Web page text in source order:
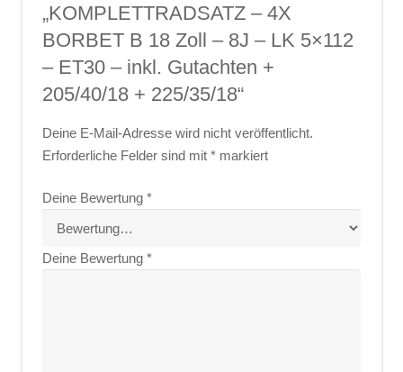
„KOMPLETTRADSATZ – 4X
BORBET B 18 Zoll – 8J – LK 5×112
– ET30 – inkl. Gutachten +
205/40/18 + 225/35/18“
Deine E-Mail-Adresse wird nicht veröffentlicht.
Erforderliche Felder sind mit * markiert
Deine Bewertung *
Deine Bewertung *